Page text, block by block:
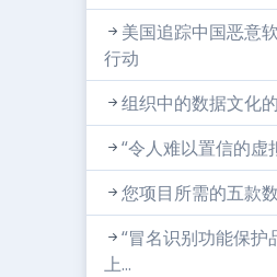
美国追踪中国恶意
行动
组织中的数据文化
“令人难以置信的虚
您项目所需的五款
“冒名识别功能保
上...